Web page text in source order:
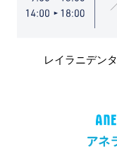
レイラニデン